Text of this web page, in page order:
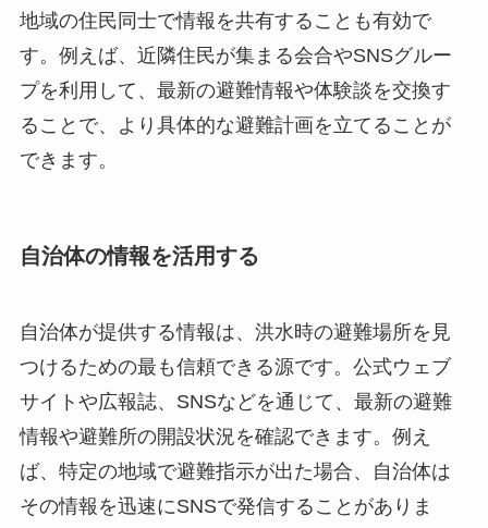
地域の住民同士で情報を共有することも有効で
す。例えば、近隣住民が集まる会合やSNSグルー
プを利用して、最新の避難情報や体験談を交換す
ることで、より具体的な避難計画を立てることが
できます。
自治体の情報を活用する
自治体が提供する情報は、洪水時の避難場所を見
つけるための最も信頼できる源です。公式ウェブ
サイトや広報誌、SNSなどを通じて、最新の避難
情報や避難所の開設状況を確認できます。例え
ば、特定の地域で避難指示が出た場合、自治体は
その情報を迅速にSNSで発信することがありま